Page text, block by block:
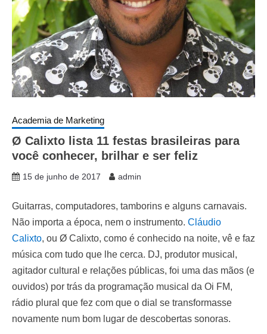
Academia de Marketing
Ø Calixto lista 11 festas brasileiras para
você conhecer, brilhar e ser feliz
15 de junho de 2017 admin
Guitarras, computadores, tamborins e alguns carnavais.
Não importa a época, nem o instrumento. Cláudio
Calixto, ou Ø Calixto, como é conhecido na noite, vê e faz
música com tudo que lhe cerca. DJ, produtor musical,
agitador cultural e relações públicas, foi uma das mãos (e
ouvidos) por trás da programação musical da Oi FM,
rádio plural que fez com que o dial se transformasse
novamente num bom lugar de descobertas sonoras.